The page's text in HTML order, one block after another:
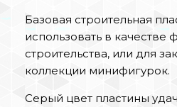
Базовая строительная
использовать в качестве
строительства, или для
коллекции минифигурок.
Серый цвет пластины